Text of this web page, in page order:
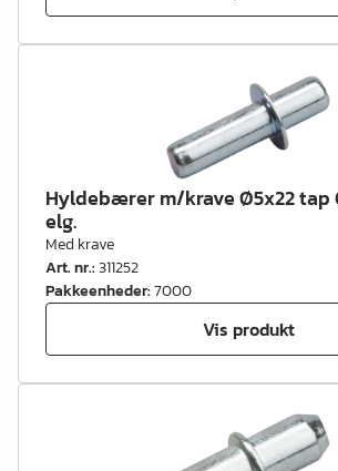
Hyldebærer m/krave Ø5x22 tap
elg.
Med krave
Art. nr.:311252
Pakkeenheder:7000
Vis produkt